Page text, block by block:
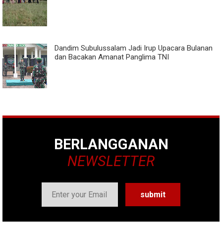
Dandim Subulussalam Jadi Irup Upacara Bulanan
dan Bacakan Amanat Panglima TNI
BERLANGGANAN
NEWSLETTER